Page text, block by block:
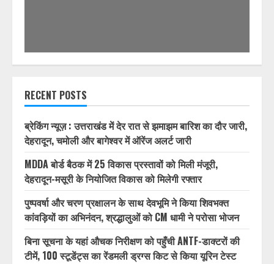
RECENT POSTS
ब्रेकिंग न्यूज़ : उत्तराखंड में देर रात से झमाझम बारिश का दौर जारी,
देहरादून, चमोली और बागेश्वर में ऑरेंज अलर्ट जारी
MDDA बोर्ड बैठक में 25 विकास प्रस्तावों को मिली मंजूरी,
देहरादून-मसूरी के नियोजित विकास को मिलेगी रफ्तार
पुष्पवर्षा और चरण प्रक्षालन के साथ देवभूमि ने किया शिवभक्त
कांवड़ियों का अभिनंदन, श्रद्धालुओं को CM धामी ने परोसा भोजन
बिना सूचना के यहां औचक निरीक्षण को पहुँची ANTF-डाक्टरों की
टीमें, 100 स्टूडेंट्स का रेंडमली ड्रग्स किट से किया यूरिन टेस्ट